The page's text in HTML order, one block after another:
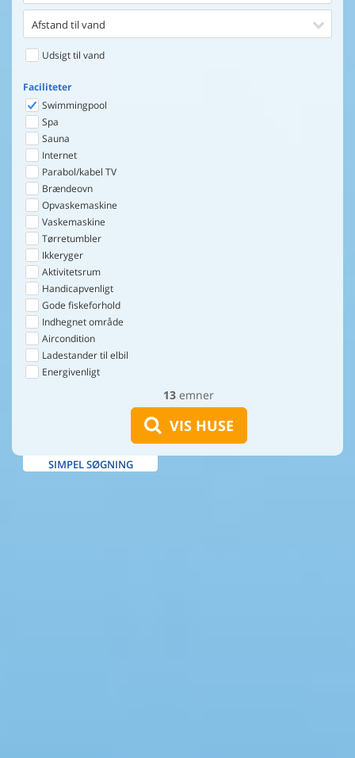
13 emner
VIS HUSE
Afstand til vand
Udsigt til vand
Faciliteter
Swimmingpool
Spa
Sauna
Internet
Parabol/kabel TV
Brændeovn
Opvaskemaskine
Vaskemaskine
Tørretumbler
Ikkeryger
Aktivitetsrum
Handicapvenligt
Gode fiskeforhold
Indhegnet område
Aircondition
Ladestander til elbil
Energivenligt
SIMPEL SØGNING